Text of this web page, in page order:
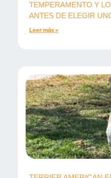
TEMPERAMENTO Y
ANTES DE ELEGIR
Leer más »